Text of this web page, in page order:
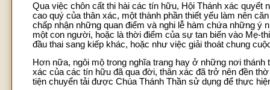
Qua việc chôn cất thi hài các tín hữu, Hội Thánh xác quyết
cao quý của thân xác, một thành phần thiết yếu làm nên
chấp nhận những quan điểm và nghi lễ hàm chứa những ý
một con người, hoặc là thời điểm của sự tan biến vào Mẹ-
đầu thai sang kiếp khác, hoặc như việc giải thoát chung
Hơn nữa, ngôi mộ trong nghĩa trang hay ở những nơi
xác của các tín hữu đã qua đời, thân xác đã trở nên đền
tiện chuyển tải được Chúa Thánh Thần sử dụng để thực